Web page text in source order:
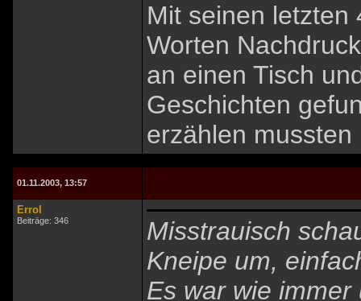
Mit seinen letzten
Worten
an einen Tisch
Geschichten
erzählen
01.11.2003, 13:57
Errol
Beiträge: 346
Misstrauisch
Kneipe um,
Es war wie